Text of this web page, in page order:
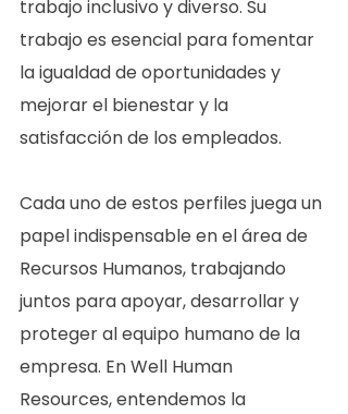
trabajo inclusivo y diverso. Su
trabajo es esencial para fomentar
la igualdad de oportunidades y
mejorar el bienestar y la
satisfacción de los empleados.
Cada uno de estos perfiles juega un
papel indispensable en el área de
Recursos Humanos, trabajando
juntos para apoyar, desarrollar y
proteger al equipo humano de la
empresa. En Well Human
Resources, entendemos la